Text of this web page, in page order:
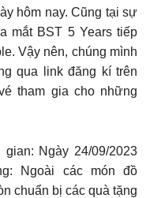
hôm nay. Cũng tại sự
mắt BST 5 Years tiếp
Vậy nên, chúng mình
qua link đăng kí trên
tham gia cho những
Ngày 24/09/2023
Ngoài các món đồ
chuẩn bị các quà tặng